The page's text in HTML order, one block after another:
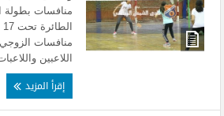
منافسات بطولة
منافسات
اللاعبين
إقرأ المزيد